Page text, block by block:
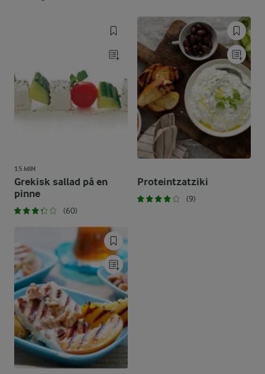
15 MIN
Grekisk sallad på en
pinne
(60)
Proteintzatziki
(9)